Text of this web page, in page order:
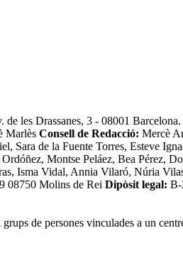
de les Drassanes, 3 - 08001
Marlès Consell de Redacció: Mercè
Sara de la Fuente Torres, Esteve
Montse Peláez, Bea Pérez,
Isma Vidal, Annia Vilaró, Núria
08750 Molins de Rei Dipòsit legal: B-
de persones vinculades a un